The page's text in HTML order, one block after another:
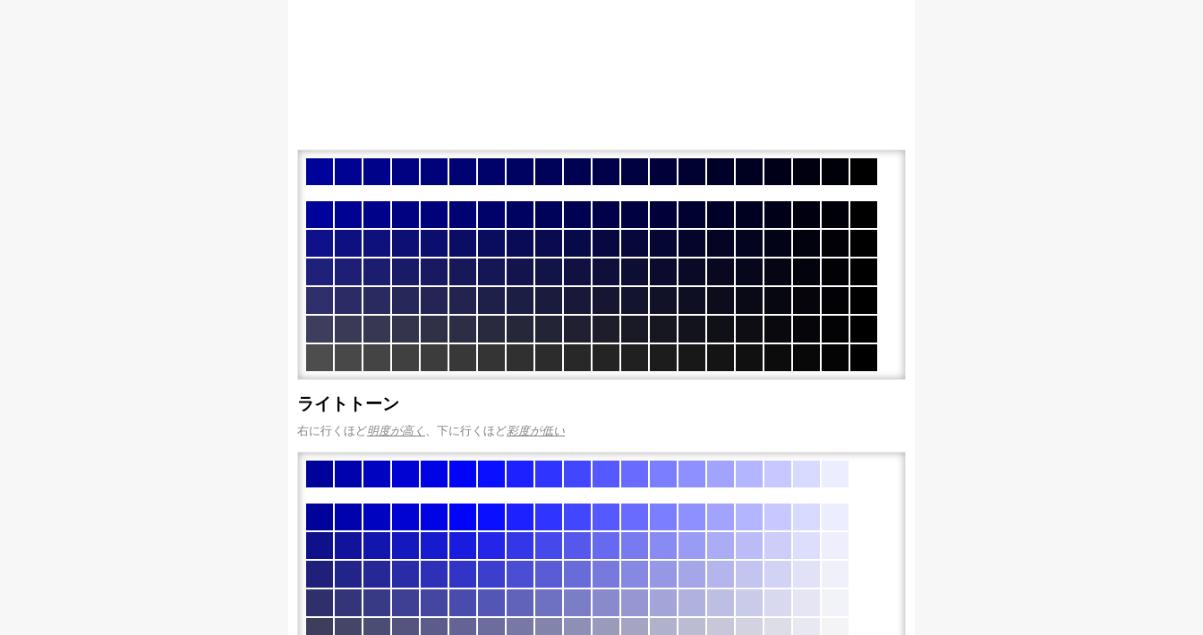
ライトトーン
右に行くほど明度が高く 、下に行くほど彩度が低い